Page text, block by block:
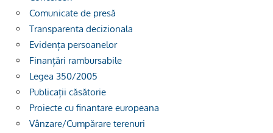
Comunicate de presă
Transparenta decizionala
Evidența persoanelor
Finanțări rambursabile
Legea 350/2005
Publicații căsătorie
Proiecte cu finantare europeana
Vânzare/Cumpărare terenuri